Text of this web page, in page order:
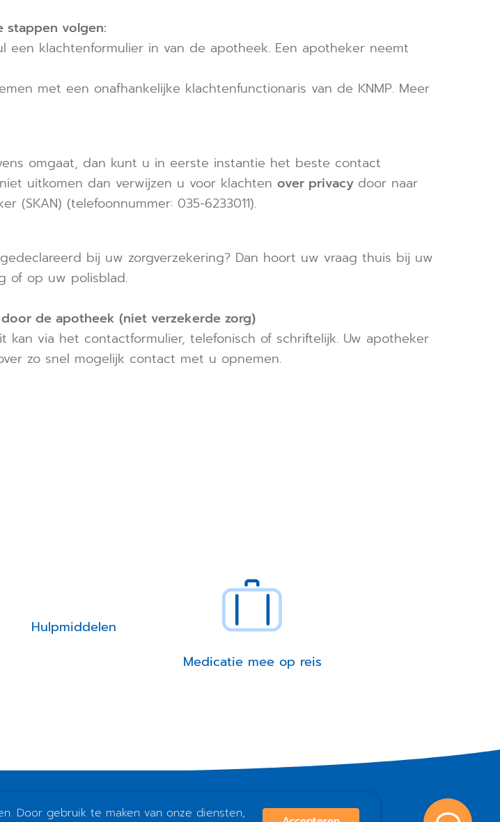
Door gebruik te maken van onze diensten,
stappen volgen:
een klachtenformulier in van de apotheek. Een apotheker neemt
met een onafhankelijke klachtenfunctionaris van de KNMP. Meer
omgaat, dan kunt u in eerste instantie het beste contact
uitkomen dan verwijzen u voor klachten over privacy door naar
(SKAN) (telefoonnummer: 035-6233011).
bij uw zorgverzekering? Dan hoort uw vraag thuis bij uw
of op uw polisblad.
de apotheek (niet verzekerde zorg)
via het contactformulier, telefonisch of schriftelijk. Uw apotheker
zo snel mogelijk contact met u opnemen.
Hulpmiddelen
Medicatie mee op reis